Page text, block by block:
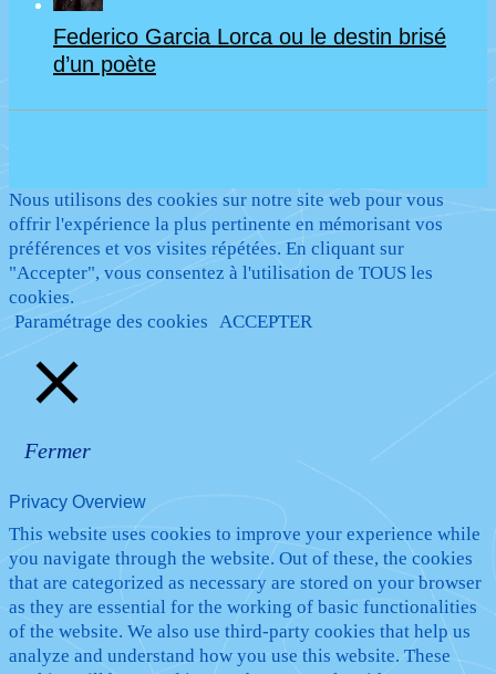
Federico Garcia Lorca ou le destin brisé
d’un poète
Nous utilisons des cookies sur notre site web pour vous
offrir l'expérience la plus pertinente en mémorisant vos
préférences et vos visites répétées. En cliquant sur
"Accepter", vous consentez à l'utilisation de TOUS les
cookies.
Paramétrage des cookies ACCEPTER
Fermer
Privacy Overview
This website uses cookies to improve your experience while
you navigate through the website. Out of these, the cookies
that are categorized as necessary are stored on your browser
as they are essential for the working of basic functionalities
of the website. We also use third-party cookies that help us
analyze and understand how you use this website. These